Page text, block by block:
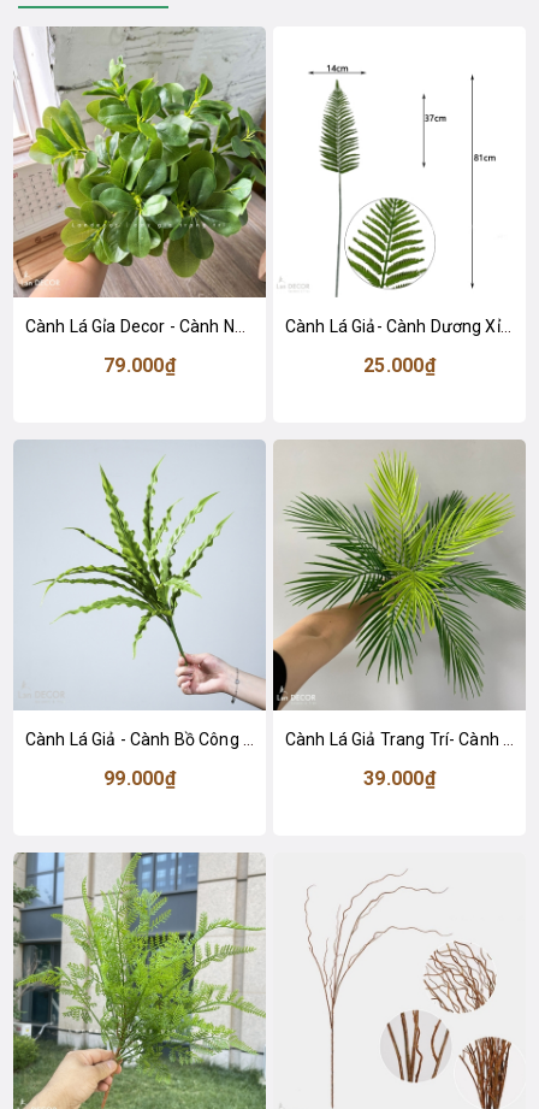
79.000₫
Cành Lá Giả- Cành Dương Xỉ Giả Trang Trí Tiểu Cảnh Không Gian (80cm)- HC1464
25.000₫
99.000₫ 39.000₫